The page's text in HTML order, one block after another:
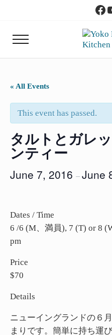
Skip to header right navigation
Menu
Yoko
« All Events
This event has passed.
タルトとガレ
ンティー
June 7, 2016 –June
Dates / Time
6 /6 (M、満員), 7 (T) or 8
pm
Price
$70
Details
ニューイングランドの６
まりです。簡単に持ち運